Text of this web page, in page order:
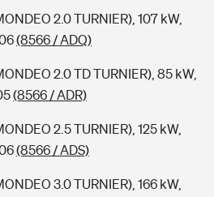
2.0 TURNIER), 107 kW,
(8566 / ADQ)
2.0 TD TURNIER), 85 kW,
(8566 / ADR)
2.5 TURNIER), 125 kW,
(8566 / ADS)
3.0 TURNIER), 166 kW,